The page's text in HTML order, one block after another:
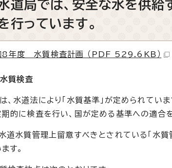
道局では、安全な水を供
行っています。
8年度 水質検査計画 （PDF 529.6KB）
水質検査
、水道法により「水質基準」が定められて
的に検査を行い、国が定める基準への適合
道水質管理上留意すべきとされている「水
す。